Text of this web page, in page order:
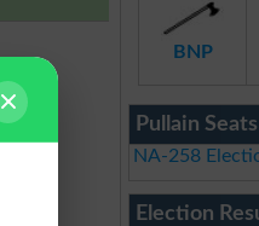
BNP
Pullain
NA-258
Election